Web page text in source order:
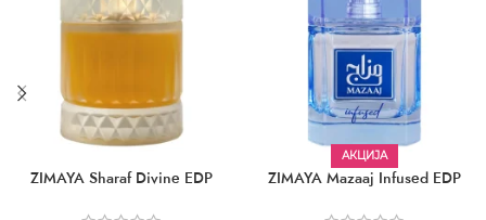
ZIMAYA Sharaf Divine EDP
АКЦИЈА
ZIMAYA Mazaaj Infused EDP